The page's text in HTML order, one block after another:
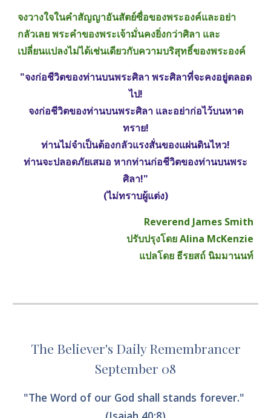
จงวางใจในคำสัญญาอันสัตย์ซื่อของพระองค์และอย่า
กลัวเลย พระคำของพระเจ้ามั่นคงยิ่งกว่าศิลา และ
เปลี่ยนแปลงไม่ได้เช่นเดียวกับความบริสุทธิ์ของพระองค์
"จงก่อชีวิตของท่านบนพระศิลา พระศิลาที่จะคงอยู่ตลอด
ไป!
จงก่อชีวิตของท่านบนพระศิลา และอย่าก่อไว้บนหาด
ทราย!
ท่านไม่จำเป็นต้องกลัวแรงสั่นของแผ่นดินไหว!
ท่านจะปลอดภัยเสมอ หากท่านก่อชีวิตของท่านบนพระ
ศิลา!"
(ไม่ทราบผู้แต่ง)
Reverend James Smith
ปรับปรุงโดย Alina McKenzie
แปลโดย ธีรยสถ์ นิมมานนท์
The Believer's Daily Remembrancer
September 08
"The Word of our God shall stands forever."